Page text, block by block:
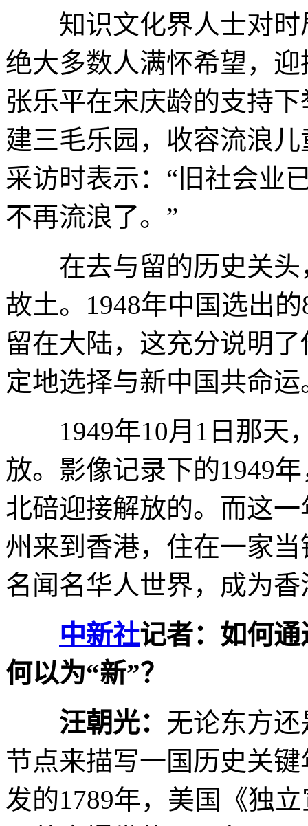
知识文化界人士对时
绝大多数人满怀希望，
张乐平在宋庆龄的支持
建三毛乐园，收容流浪
采访时表示：“旧社会业
不再流浪了。”
在去与留的历史关头
故土。1948年中国选出
留在大陆，这充分说明
定地选择与新中国共命运
1949年10月1日那天
放。影像记录下的1949
北碚迎接解放的。而这
州来到香港，住在一家
名闻名华人世界，成为
中新社记者：如何
何以为“新”？
汪朝光： 无论东方
节点来描写一国历史关
发的1789年，美国《独